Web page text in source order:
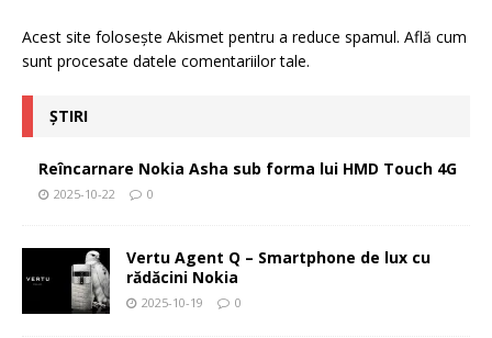
Acest site folosește Akismet pentru a reduce spamul. Află cum
sunt procesate datele comentariilor tale.
ȘTIRI
Reîncarnare Nokia Asha sub forma lui HMD Touch 4G
2025-10-22 0
Vertu Agent Q – Smartphone de lux cu
rădăcini Nokia
2025-10-19 0